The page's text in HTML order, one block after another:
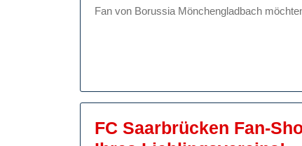
Fan von Borussia Mönchengladbach
FC Saarbrücken Fan-